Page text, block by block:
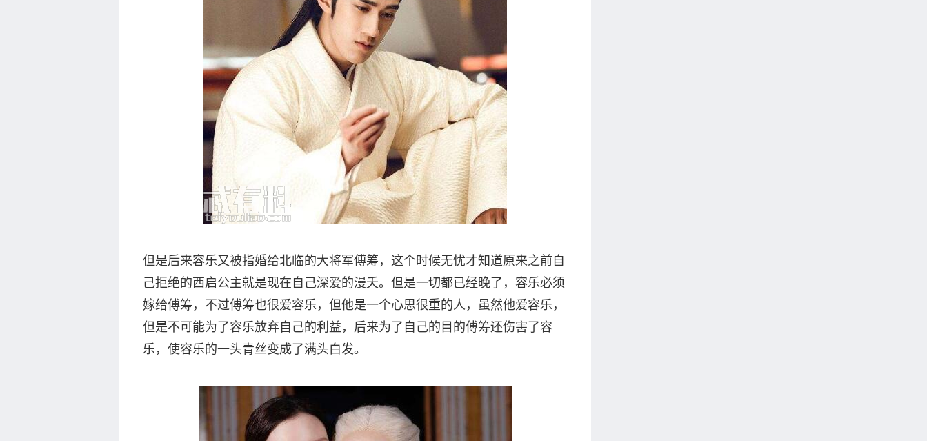
但是后来容乐又被指婚给北临的大将军傅筹，这个时候无忧才知道原来之前自
己拒绝的西启公主就是现在自己深爱的漫夭。但是一切都已经晚了，容乐必须
嫁给傅筹，不过傅筹也很爱容乐，但他是一个心思很重的人，虽然他爱容乐，
但是不可能为了容乐放弃自己的利益，后来为了自己的目的傅筹还伤害了容
乐，使容乐的一头青丝变成了满头白发。